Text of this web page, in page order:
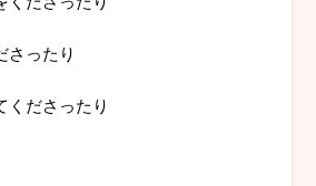
さったり
くださったり